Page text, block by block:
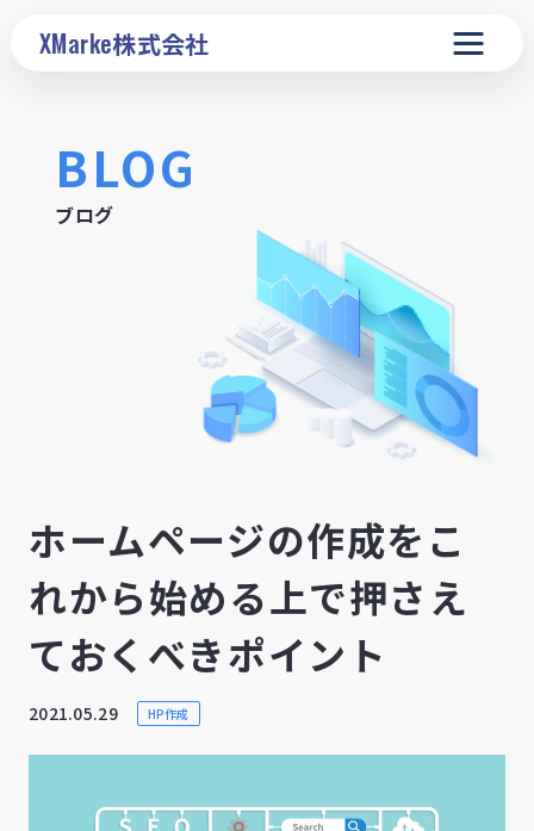
XMarke株式会社
BLOG
ブログ
ホームページの作成をこ
れから始める上で押さえ
ておくべきポイント
2021.05.29 HP作成